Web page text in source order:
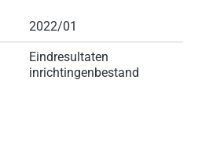
2022/01
Eindresultaten
inrichtingenbestand